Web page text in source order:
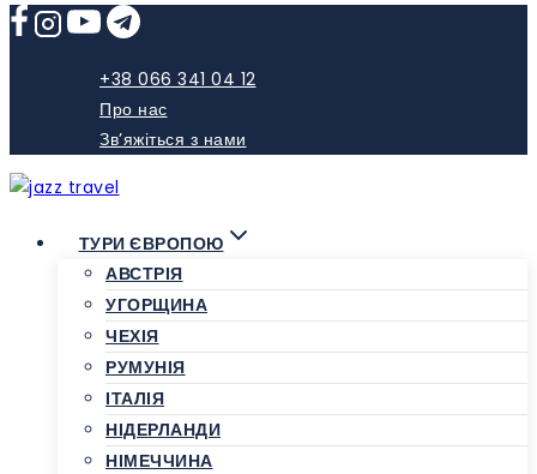
Skip
+38 066 341 04 12
Про нас
Зв’яжіться з нами
ТУРИ ЄВРОПОЮ
АВСТРІЯ
УГОРЩИНА
ЧЕХІЯ
РУМУНІЯ
ІТАЛІЯ
НІДЕРЛАНДИ
НІМЕЧЧИНА